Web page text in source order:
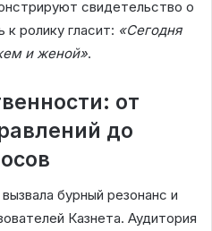
свидетельство о
ролику гласит: «Сегодня
и женой».
от
до
бурный резонанс и
Казнета. Аудитория